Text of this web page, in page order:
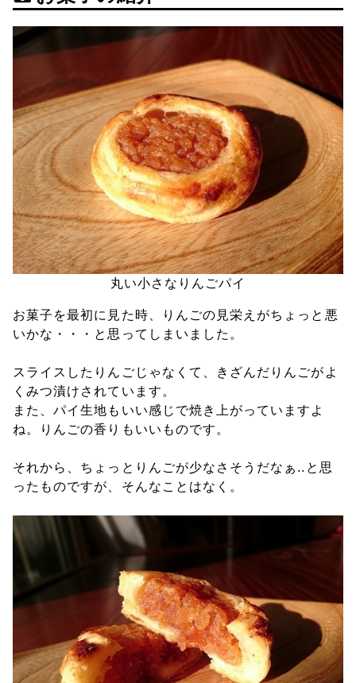
丸い小さなりんごパイ
お菓子を最初に見た時、りんごの見栄えがちょっと悪
いかな・・・と思ってしまいました。
スライスしたりんごじゃなくて、きざんだりんごがよ
くみつ漬けされています。
また、パイ生地もいい感じで焼き上がっていますよ
ね。りんごの香りもいいものです。
それから、ちょっとりんごが少なさそうだなぁ..と思
ったものですが、そんなことはなく。